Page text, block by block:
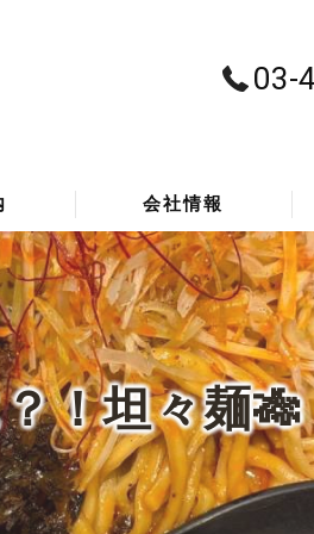
03-
シング事業
会社情報
代表挨拶
主要取引先
！坦々麺🎋